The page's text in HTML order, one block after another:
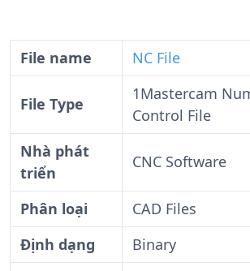
File name NC File
File Type
1Mastercam
Control File
Nhà phát
triển
CNC Software
Phân loại
CAD Files
Định dạng
Binary